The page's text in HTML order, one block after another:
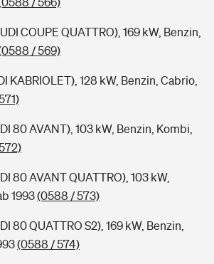
COUPE QUATTRO), 169 kW, Benzin,
/ 569)
KABRIOLET), 128 kW, Benzin, Cabrio,
80 AVANT), 103 kW, Benzin, Kombi,
80 AVANT QUATTRO), 103 kW,
1993(0588 / 573)
80 QUATTRO S2), 169 kW, Benzin,
(0588 / 574)